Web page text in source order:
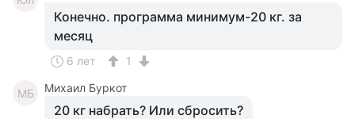
Конечно. программа минимум-20 кг. за
месяц
6 лет 1
МБ Михаил Буркот
20 кг набрать? Или сбросить?